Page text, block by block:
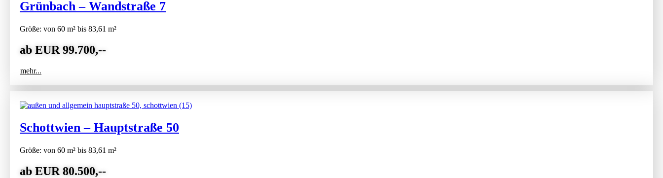
Grünbach – Wandstraße 7
Größe: von 60 m² bis 83,61 m²
ab EUR 99.700,--
mehr...
Schottwien – Hauptstraße 50
Größe: von 60 m² bis 83,61 m²
ab EUR 80.500,--